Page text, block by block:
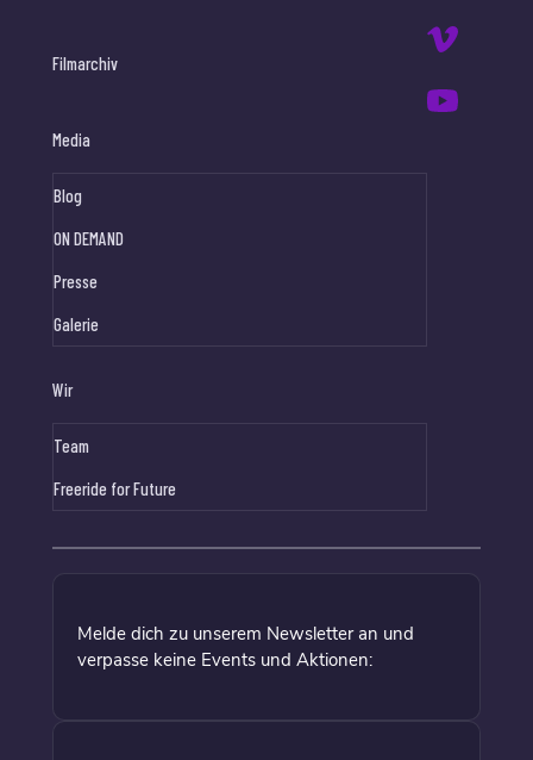
Filmarchiv
Media
Blog
ON DEMAND
Presse
Galerie
Wir
Team
Freeride for Future
Melde dich zu unserem Newsletter an und
verpasse keine Events und Aktionen: